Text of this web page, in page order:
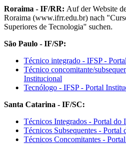
Roraima - IF/RR: Auf der Website
Roraima (www.ifrr.edu.br) nach
Superiores de Tecnologia" suchen.
São Paulo - IF/SP:
Técnico integrado - IFSP -
Técnico concomitante/
Institucional
Tecnólogo - IFSP - Portal
Santa Catarina - IF/SC:
Técnicos Integrados - Portal do
Técnicos Subsequentes - Portal
Técnicos Concomitantes -